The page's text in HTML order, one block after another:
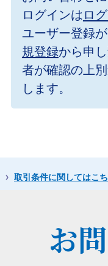
ログインは ロ
ユーザー登録が
規登録から申
者が確認の上
します。
取引条件に関してはこ
お